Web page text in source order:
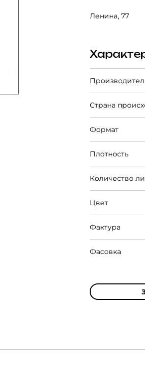
Ленина, 77
Страна
Формат
Плотность
Количество
Цвет
Фактура
Фасовка